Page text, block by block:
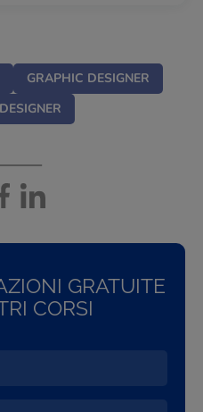
GRAPHIC DESIGNER
GRATUITE
CORSI